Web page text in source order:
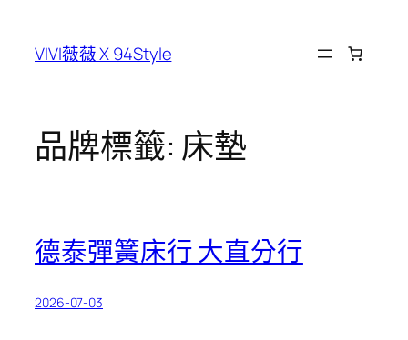
VIVI薇薇 X 94Style
品牌標籤: 床墊
德泰彈簧床行 大直分行
2026-07-03